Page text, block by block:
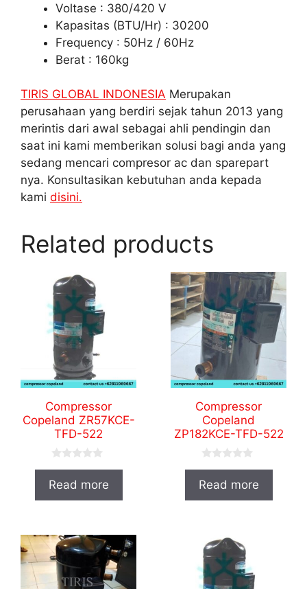
Voltase : 380/420 V
Kapasitas (BTU/Hr) : 30200
Frequency : 50Hz / 60Hz
Berat : 160kg
TIRIS GLOBAL INDONESIA Merupakan
perusahaan yang berdiri sejak tahun 2013 yang
merintis dari awal sebagai ahli pendingin dan
saat ini kami memberikan solusi bagi anda yang
sedang mencari compresor ac dan sparepart
nya. Konsultasikan kebutuhan anda kepada
kami disini.
Related products
Compressor
Copeland ZR57KCE-
TFD-522
u
Read more
Compressor
Copeland
ZP182KCE-TFD-522
u
Read more